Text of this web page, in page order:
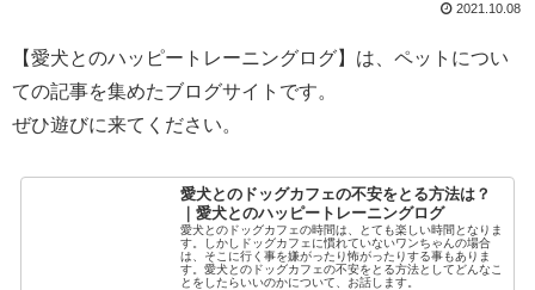
2021.10.08
【愛犬とのハッピートレーニングログ】は、ペットについ
ての記事を集めたブログサイトです。
ぜひ遊びに来てください。
愛犬とのドッグカフェの不安をとる方法は？
｜愛犬とのハッピートレーニングログ
愛犬とのドッグカフェの時間は、とても楽しい時間となりま
す。しかしドッグカフェに慣れていないワンちゃんの場合
は、そこに行く事を嫌がったり怖がったりする事もありま
す。愛犬とのドッグカフェの不安をとる方法としてどんなこ
とをしたらいいのかについて、お話します。